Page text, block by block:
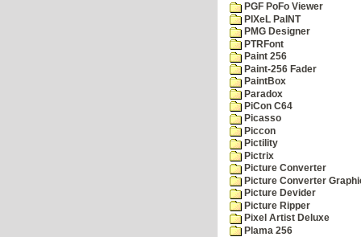
PGF PoFo Viewer
PIXeL PaINT
PMG Designer
PTRFont
Paint 256
Paint-256 Fader
PaintBox
Paradox
PiCon C64
Picasso
Piccon
Pictility
Pictrix
Picture Converter
Picture Converter
Picture Devider
Picture Ripper
Pixel Artist Deluxe
Plama 256